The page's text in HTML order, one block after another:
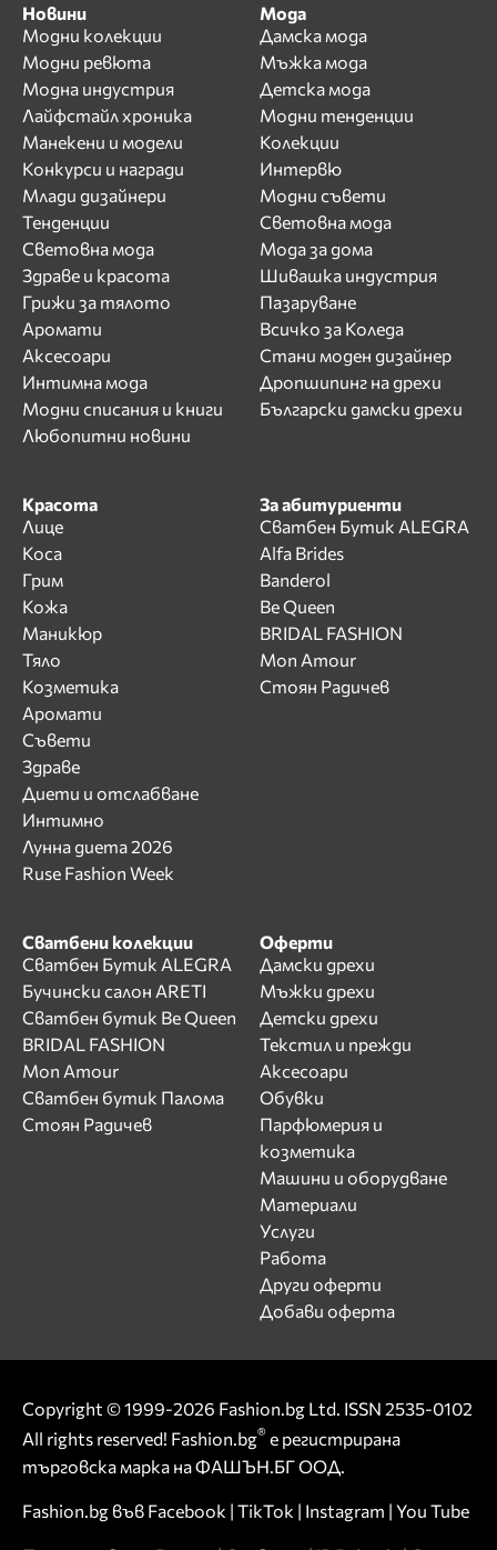
Новини
Модни колекции
Модни ревюта
Модна индустрия
Лайфстайл хроника
Манекени и модели
Конкурси и награди
Млади дизайнери
Тенденции
Световна мода
Здраве и красота
Грижи за тялото
Аромати
Аксесоари
Интимна мода
Модни списания и книги
Любопитни новини
Мода
Дамска мода
Мъжка мода
Детска мода
Модни тенденции
Колекции
Интервю
Модни съвети
Световна мода
Мода за дома
Шивашка индустрия
Пазаруване
Всичко за Коледа
Стани моден дизайнер
Дропшипинг на дрехи
Български дамски дрехи
Красота
Лице
Коса
Грим
Кожа
Маникюр
Тяло
Козметика
Аромати
Съвети
Здраве
Диети и отслабване
Интимно
Лунна диета 2026
Ruse Fashion Week
За абитуриенти
Сватбен Бутик ALEGRA
Alfa Brides
Banderol
Be Queen
BRIDAL FASHION
Mon Amour
Стоян Радичев
Сватбени колекции
Сватбен Бутик ALEGRA
Бучински салон ARETI
Сватбен бутик Be Queen
BRIDAL FASHION
Mon Amour
Сватбен бутик Палома
Стоян Радичев
Оферти
Дамски дрехи
Мъжки дрехи
Детски дрехи
Текстил и прежди
Аксесоари
Обувки
Парфюмерия и
козметика
Машини и оборудване
Материали
Услуги
Работа
Други оферти
Добави оферта
Copyright © 1999-2026 Fashion.bg Ltd. ISSN 2535-0102
All rights reserved! Fashion.bg® е регистрирана
търговска марка на ФАШЪН.БГ ООД.
Fashion.bg във Facebook | TikTok | Instagram | You Tube